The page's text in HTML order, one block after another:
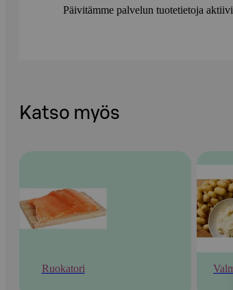
Päivitämme palvelun tuotetietoja
Katso myös
Ruokatori